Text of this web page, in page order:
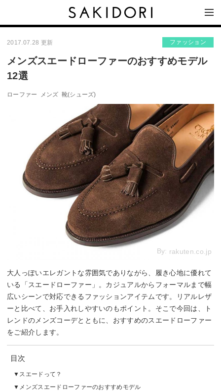
2017.07.28 更新 ファッション
メンズスエードローファーのおすすめモデル
12選
ローファー メンズ 靴(シューズ)
By: rakuten.co.jp
大人っぽいエレガントな雰囲気でありながら、履き心地に優れて
いる「スエードローファー」。カジュアルからフォーマルまで幅
広いシーンで対応できるファッションアイテムです。リアルレザ
ーと比べて、お手入れしやすいのもポイント。そこで今回は、ト
レンドのメンズコーデとともに、おすすめのスエードローファー
をご紹介します。
目次
スエードって？
メンズスエードローファーのおすすめモデル